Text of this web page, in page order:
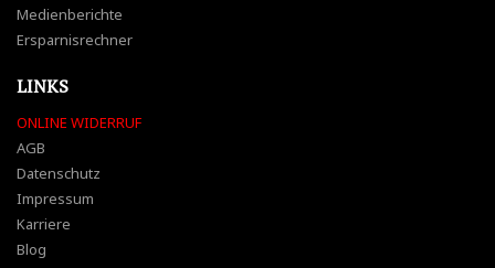
Medienberichte
Ersparnisrechner
LINKS
ONLINE WIDERRUF
AGB
Datenschutz
Impressum
Karriere
Blog